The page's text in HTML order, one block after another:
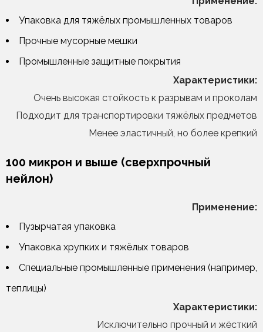
Упаковка для тяжёлых промышленных товаров
Прочные мусорные мешки
Промышленные защитные покрытия
Характеристики:
Очень высокая стойкость к разрывам и проколам
Подходит для транспортировки тяжёлых предметов
Менее эластичный, но более крепкий
100 микрон и выше (сверхпрочный
нейлон)
Применение:
Пузырчатая упаковка
Упаковка хрупких и тяжёлых товаров
Специальные промышленные применения (например,
теплицы)
Характеристики:
Исключительно прочный и жёсткий